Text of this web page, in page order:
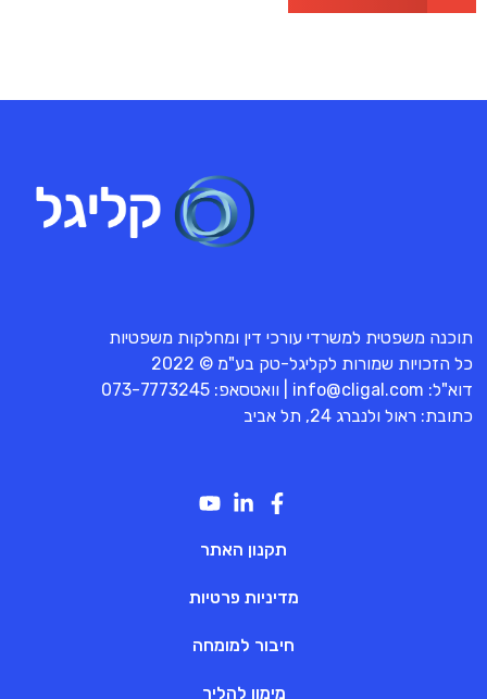
תוכנה משפטית למשרדי עורכי דין ומחלקות משפטיות
כל הזכויות שמורות לקליגל-טק בע"מ © 2022
דוא"ל: info@cligal.com | וואטסאפ: 073-7773245
כתובת: ראול ולנברג 24, תל אביב
תקנון האתר
מדיניות פרטיות
חיבור למומחה
מימון להליך